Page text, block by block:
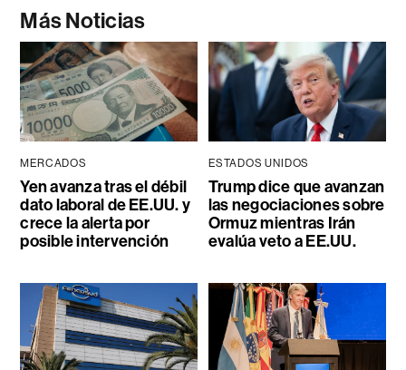
Más Noticias
MERCADOS
Yen avanza tras el débil
dato laboral de EE.UU. y
crece la alerta por
posible intervención
ESTADOS UNIDOS
Trump dice que avanzan
las negociaciones sobre
Ormuz mientras Irán
evalúa veto a EE.UU.